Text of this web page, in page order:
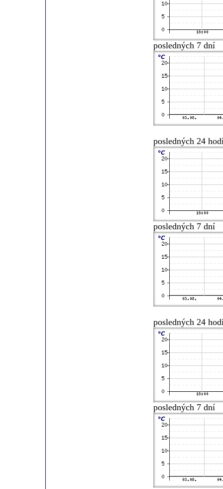
posledných 7 dní
posledných 24
posledných 7 dní
posledných 24
posledných 7 dní